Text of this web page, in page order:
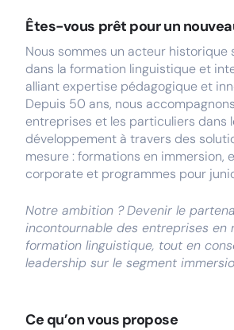
Êtes-vous prêt pour un
Nous sommes un acteur historique
dans la formation linguistique et
alliant expertise pédagogique et
Depuis 50 ans, nous
entreprises et les particuliers dans
développement à travers des
mesure : formations en immersion,
corporate et programmes pour
Notre ambition ?Devenir le
incontournable des entreprises en
formation linguistique, tout en
leadership sur le segment
Ce qu’on vous propose